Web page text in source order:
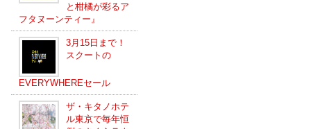
と柑橘が彩るア
フタヌーンティー』
3月15日まで！
スクートの
EVERYWHEREセール
ザ・キタノホテ
ル東京で毎年恒